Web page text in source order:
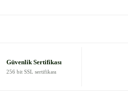
Güvenlik Sertifikası
256 bit SSL sertifikası